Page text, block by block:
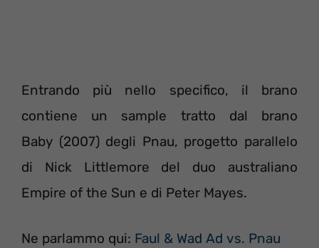
Entrando più nello specifico, il brano
contiene un sample tratto dal brano
Baby (2007) degli Pnau, progetto parallelo
di Nick Littlemore del duo australiano
Empire of the Sun e di Peter Mayes.
Ne parlammo qui: Faul & Wad Ad vs. Pnau